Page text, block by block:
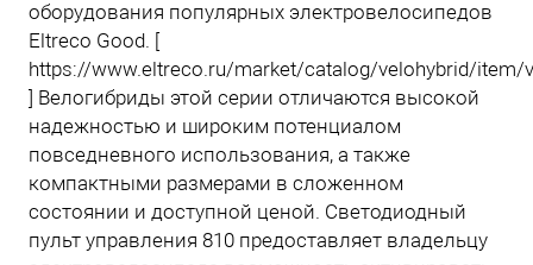
оборудования популярных электровелосипедов
Eltreco Good. [
https://www.eltreco.ru/market/catalog/velohybrid/item/
] Велогибриды этой серии отличаются высокой
надежностью и широким потенциалом
повседневного использования, а также
компактными размерами в сложенном
состоянии и доступной ценой. Светодиодный
пульт управления 810 предоставляет владельцу